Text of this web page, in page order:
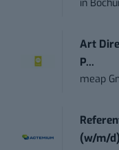
in
Art
P...
meap
(w/m/d)